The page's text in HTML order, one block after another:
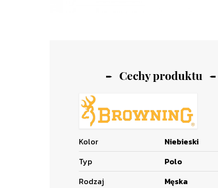
Cechy produktu
Kolor
Niebieski
Typ
Polo
Rodzaj
Męska